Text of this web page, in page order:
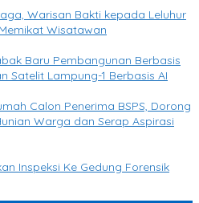
Warisan Bakti kepada Leluhur
Wisatawan
Baru Pembangunan Berbasis
Satelit Lampung-1 Berbasis AI
Calon Penerima BSPS, Dorong
Warga dan Serap Aspirasi
Inspeksi Ke Gedung Forensik